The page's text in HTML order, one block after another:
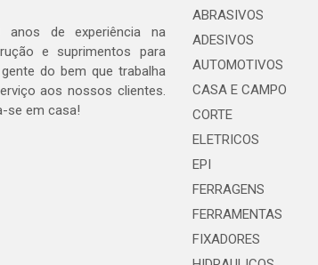
de experiência na
e suprimentos para
do bem que trabalha
aos nossos clientes.
se em casa!
ABRASIVOS
ADESIVOS
AUTOMOTIVOS
CASA E CAMPO
CORTE
ELETRICOS
EPI
FERRAGENS
FERRAMENTAS
FIXADORES